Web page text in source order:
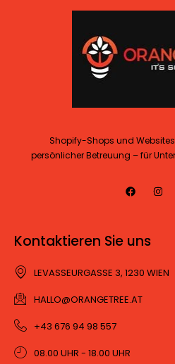
Shopify-Shops und
persönlicher Betreuung – für
Kontaktieren Sie uns
LEVASSEURGASSE 3, 1230 WIEN
HALLO@ORANGETREE.AT
+43 676 94 98 557
08.00 UHR - 18.00 UHR